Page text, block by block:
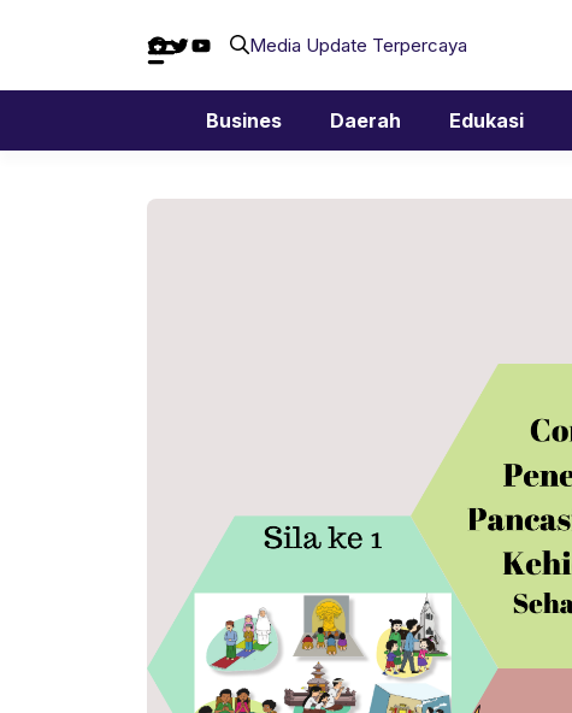
Facebook
Twitter
YouTubeMedia Update Terpercaya
Busines Daerah Edukasi